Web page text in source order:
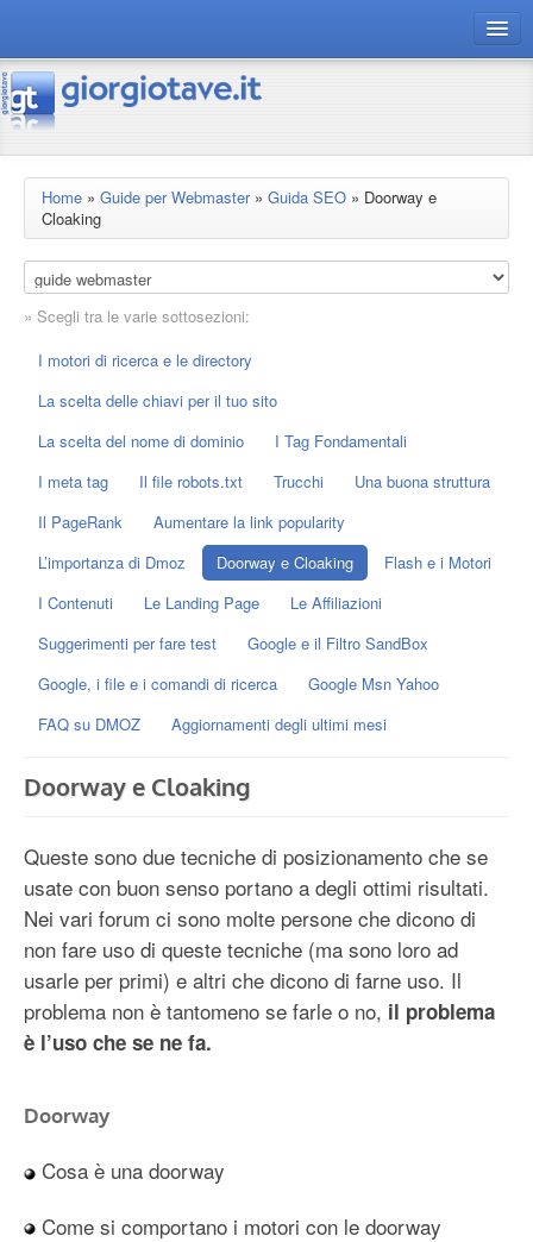
connect gt
risorse
Chi siamo
Home » Guide per Webmaster» Guida SEO » Doorway e
Cloaking
» Scegli tra le varie sottosezioni:
I motori di ricerca e le directory
La scelta delle chiavi per il tuo sito
La scelta del nome di dominio
I Tag Fondamentali
I meta tag
Il file robots.txt Trucchi
Una buona struttura
Il PageRank
Aumentare la link popularity
L’importanza di Dmoz
Doorway e Cloaking
Flash e i Motori
I Contenuti
Le Landing Page
Le Affiliazioni
Suggerimenti per fare test
Google e il Filtro SandBox
Google, i file e i comandi di ricerca
Google Msn Yahoo
FAQ su DMOZ
Aggiornamenti degli ultimi mesi
Doorway e Cloaking
Queste sono due tecniche di posizionamento che se
usate con buon senso portano a degli ottimi risultati.
Nei vari forum ci sono molte persone che dicono di
non fare uso di queste tecniche (ma sono loro ad
usarle per primi) e altri che dicono di farne uso. Il
problema non è tantomeno se farle o no, il problema
è l’uso che se ne fa.
Doorway
Cosa è una doorway
Come si comportano i motori con le doorway